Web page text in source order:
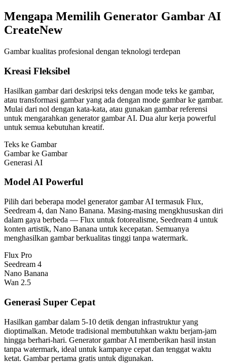
Mengapa Memilih Generator Gambar AI
CreateNew
Gambar kualitas profesional dengan teknologi terdepan
Kreasi Fleksibel
Hasilkan gambar dari deskripsi teks dengan mode teks ke gambar,
atau transformasi gambar yang ada dengan mode gambar ke gambar.
Mulai dari nol dengan kata-kata, atau gunakan gambar referensi
untuk mengarahkan generator gambar AI. Dua alur kerja powerful
untuk semua kebutuhan kreatif.
Teks ke Gambar
Gambar ke Gambar
Generasi AI
Model AI Powerful
Pilih dari beberapa model generator gambar AI termasuk Flux,
Seedream 4, dan Nano Banana. Masing-masing mengkhususkan diri
dalam gaya berbeda — Flux untuk fotorealisme, Seedream 4 untuk
konten artistik, Nano Banana untuk kecepatan. Semuanya
menghasilkan gambar berkualitas tinggi tanpa watermark.
Flux Pro
Seedream 4
Nano Banana
Wan 2.5
Generasi Super Cepat
Hasilkan gambar dalam 5-10 detik dengan infrastruktur yang
dioptimalkan. Metode tradisional membutuhkan waktu berjam-jam
hingga berhari-hari. Generator gambar AI memberikan hasil instan
tanpa watermark, ideal untuk kampanye cepat dan tenggat waktu
ketat. Gambar pertama gratis untuk digunakan.